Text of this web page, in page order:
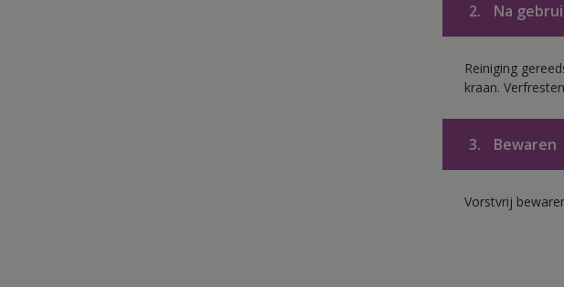
2. Na
Reiniging
kraan.
3. Bewaren
Vorstvrij